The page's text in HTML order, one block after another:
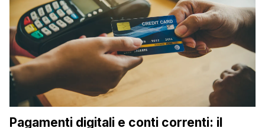
Pagamenti digitali e conti correnti: il